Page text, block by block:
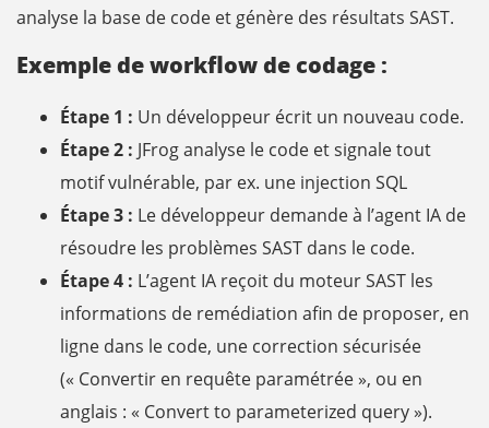
analyse la base de code et génère des résultats SAST.
Exemple de workflow de codage :
Étape 1 : Un développeur écrit un nouveau code.
Étape 2 : JFrog analyse le code et signale tout
motif vulnérable, par ex. une injection SQL
Étape 3 : Le développeur demande à l’agent IA de
résoudre les problèmes SAST dans le code.
Étape 4 : L’agent IA reçoit du moteur SAST les
informations de remédiation afin de proposer, en
ligne dans le code, une correction sécurisée
(« Convertir en requête paramétrée », ou en
anglais : « Convert to parameterized query »).